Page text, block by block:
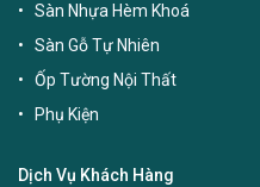
Sàn Nhựa Hèm Khoá
Sàn Gỗ Tự Nhiên
Ốp Tường Nội Thất
Phụ Kiện
Dịch Vụ Khách Hàng